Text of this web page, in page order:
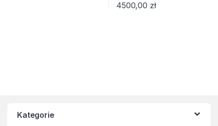
4500,00 zł
Kategorie